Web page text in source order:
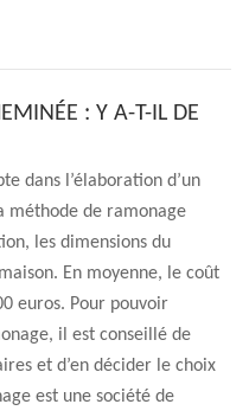
: Y A-T-IL DE
dans l’élaboration d’un
méthode de ramonage
les dimensions du
En moyenne, le coût
euros. Pour pouvoir
il est conseillé de
et d’en décider le choix
est une société de